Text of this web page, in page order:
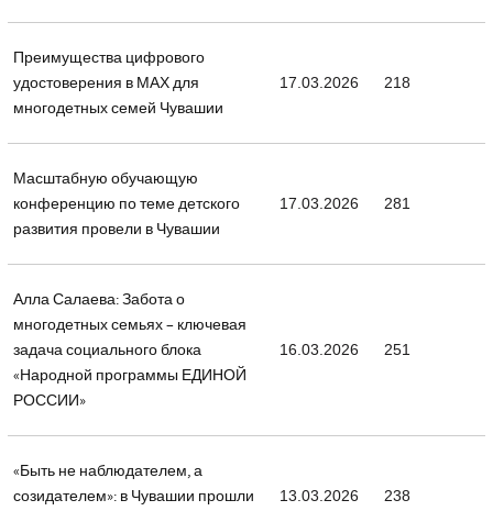
Преимущества цифрового
удостоверения в МАХ для
многодетных семей Чувашии
17.03.2026 218
Масштабную обучающую
конференцию по теме детского
развития провели в Чувашии
17.03.2026 281
Алла Салаева: Забота о
многодетных семьях – ключевая
задача социального блока
«Народной программы ЕДИНОЙ
РОССИИ»
16.03.2026 251
«Быть не наблюдателем, а
созидателем»: в Чувашии прошли
13.03.2026 238